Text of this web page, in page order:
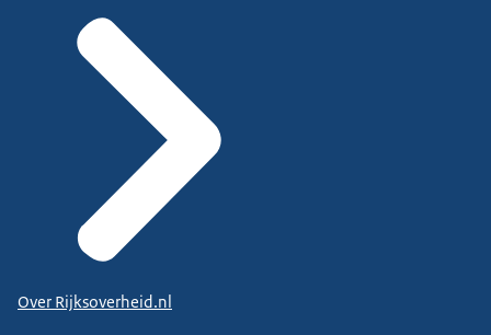
Over Rijksoverheid.nl